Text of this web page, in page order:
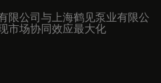
限公司与上海鹤见泵业有限公
市场协同效应最大化